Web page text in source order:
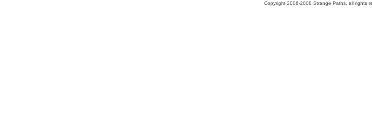
Copyright 2006-2008 Strange Paths, all rights